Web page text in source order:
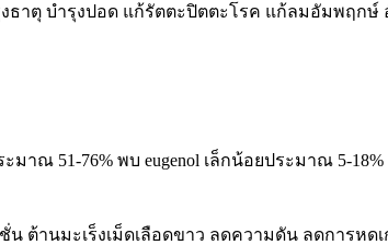
าตุ บำรุงปอด แก้รัตตะปิตตะโรค แก้ลมอัมพฤกษ์
ณ 51-76% พบ eugenol เล็กน้อยประมาณ 5-18%
นมะเร็งเม็ดเลือดขาว ลดความดัน ลดการหด